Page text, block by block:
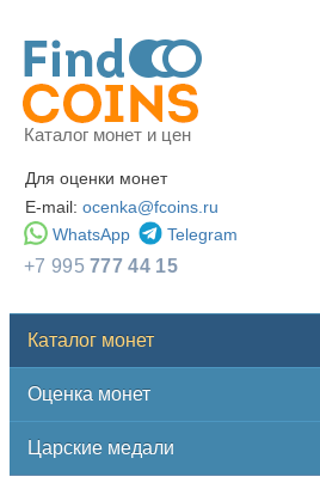
Каталог монет и цен
Для оценки монет
E-mail: ocenka@fcoins.ru
WhatsApp
Telegram
+7 995777 44 15
Каталог монет
Оценка монет
Царские медали